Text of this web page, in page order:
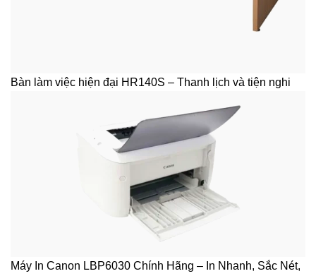
Bàn làm việc hiện đại HR140S – Thanh lịch và tiện nghi
Máy In Canon LBP6030 Chính Hãng – In Nhanh, Sắc Nét,